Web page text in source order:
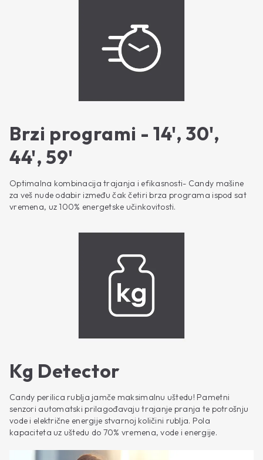
Brzi programi - 14', 30',
44', 59'
Optimalna kombinacija trajanja i efikasnosti- Candy mašine
za veš nude odabir između čak četiri brza programa ispod sat
vremena, uz 100% energetske učinkovitosti.
Kg Detector
Candy perilica rublja jamče maksimalnu uštedu! Pametni
senzori automatski prilagođavaju trajanje pranja te potrošnju
vode i električne energije stvarnoj količini rublja. Pola
kapaciteta uz uštedu do 70% vremena, vode i energije.